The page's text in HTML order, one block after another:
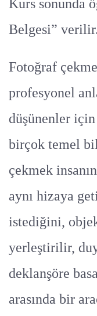
Kurs sonunda
Belgesi”
Fotoğraf
profesyonel
düşünenler
birçok temel
çekmek
aynı hizaya
istediğini,
yerleştirilir,
deklanşöre
arasında bir